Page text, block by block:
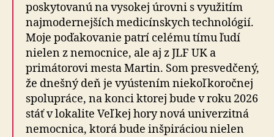
poskytovanú na vysokej úrovni s využitím
najmodernejších medicínskych technológií.
Moje poďakovanie patrí celému tímu ľudí
nielen z nemocnice, ale aj z JLF UK a
primátorovi mesta Martin. Som presvedčený,
že dnešný deň je vyústením niekoľkoročnej
spolupráce, na konci ktorej bude v roku 2026
stáť v lokalite Veľkej hory nová univerzitná
nemocnica, ktorá bude inšpiráciou nielen